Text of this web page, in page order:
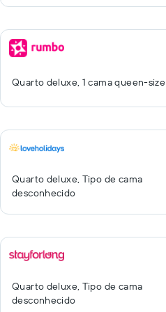
Quarto deluxe, 1 cama queen-size
Quarto deluxe, Tipo de cama
desconhecido
Quarto deluxe, Tipo de cama
desconhecido